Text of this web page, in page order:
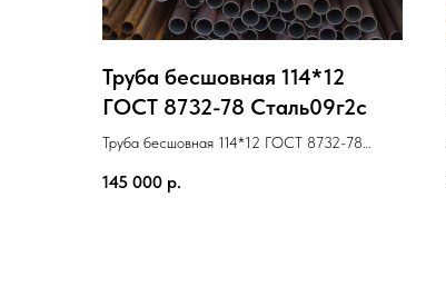
Труба бесшовная 114*12
ГОСТ 8732-78 Cталь09г2с
Труба бесшовная 114*12 ГОСТ 8732-78
145 000 р.